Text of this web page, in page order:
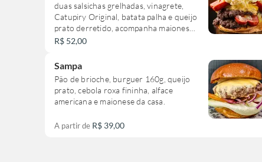
duas salsichas grelhadas, vinagrete,
Catupiry Original, batata palha e queijo
prato derretido, acompanha maionese
da casa.
R$ 52,00
Sampa
Pão de brioche, burguer 160g, queijo
prato, cebola roxa fininha, alface
americana e maionese da casa.
A partir de R$ 39,00